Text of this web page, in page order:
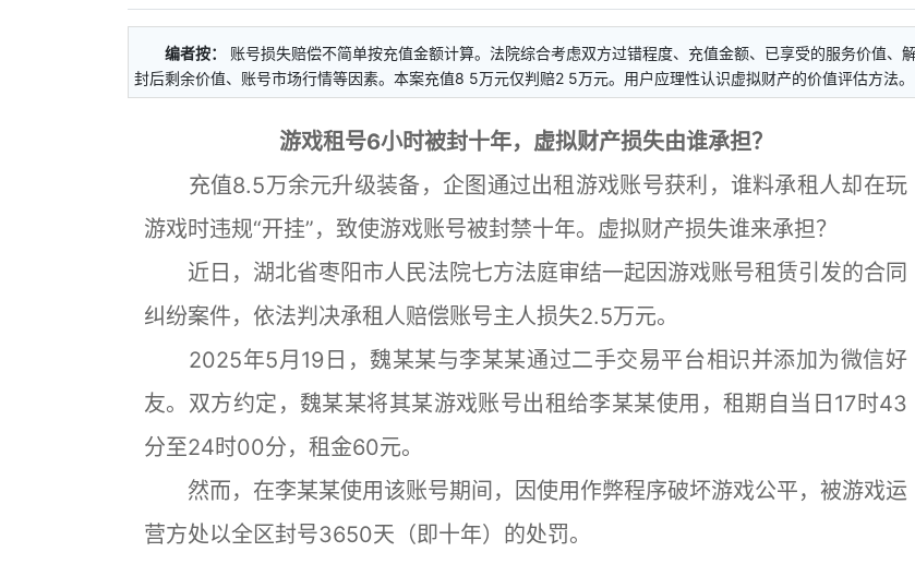
编者按：
账号损失赔偿不简单按充值金额计算。法院综合考虑双方过错程度、充值金额、已享受的服务价值、
封后剩余价值、账号市场行情等因素。本案充值8 5万元仅判赔2 5万元。用户应理性认识虚拟财产的价值评估方法。
游戏租号6小时被封十年，虚拟财产损失由谁承担？
充值8.5万余元升级装备，企图通过出租游戏账号获利，谁料承租人却在玩
游戏时违规“开挂”，致使游戏账号被封禁十年。虚拟财产损失谁来承担？
近日，湖北省枣阳市人民法院七方法庭审结一起因游戏账号租赁引发的合同
纠纷案件，依法判决承租人赔偿账号主人损失2.5万元。
2025年5月19日，魏某某与李某某通过二手交易平台相识并添加为微信好
友。双方约定，魏某某将其某游戏账号出租给李某某使用，租期自当日17时43
分至24时00分，租金60元。
然而，在李某某使用该账号期间，因使用作弊程序破坏游戏公平，被游戏运
营方处以全区封号3650天（即十年）的处罚。